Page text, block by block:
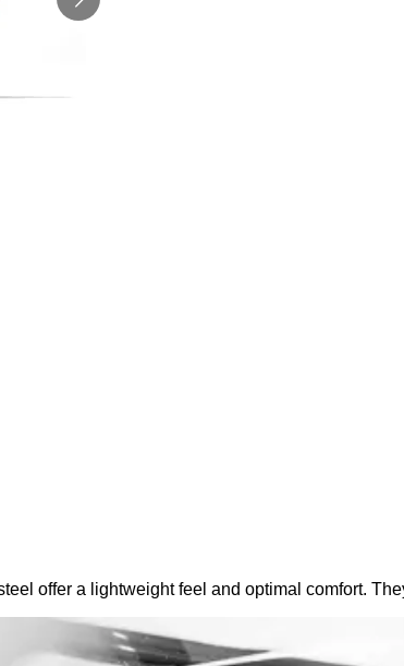
offer a lightweight feel and optimal comfort.